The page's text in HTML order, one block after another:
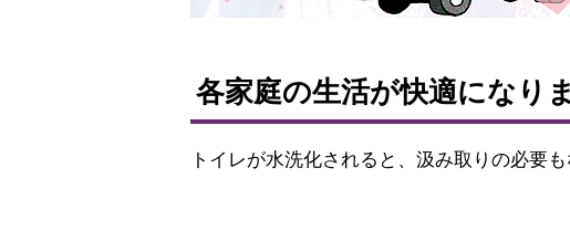
ッ
プ
戻
各家庭の生活が快適になり
トイレが水洗化されると、汲み取りの必要